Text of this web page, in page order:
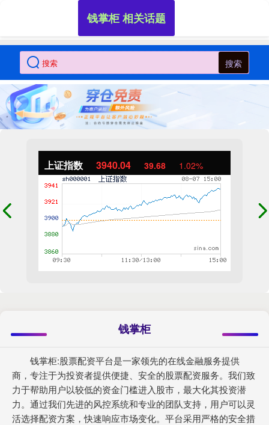
搜索
上证指数 3940.04 39.68 1.02%
钱掌柜
钱掌柜:股票配资平台是一家领先的在线金融服务提供
商，专注于为投资者提供便捷、安全的股票配资服务。我们致
力于帮助用户以较低的资金门槛进入股市，最大化其投资潜
力。通过我们先进的风控系统和专业的团队支持，用户可以灵
活选择配资方案，快速响应市场变化。平台采用严格的安全措
钱掌柜 相关话题